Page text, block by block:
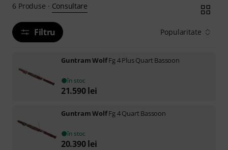
6 Produse · Consultare
Filtru Popularitate
Guntram WolfFg 4 Plus Quart Bassoon
în stoc
21.590 lei
Guntram WolfFg 4 Quart Bassoon
în stoc
20.390 lei